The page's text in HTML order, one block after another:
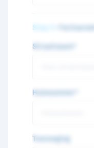
Stap 3
Straatnaam*
Huisnummer*
Toevoeging